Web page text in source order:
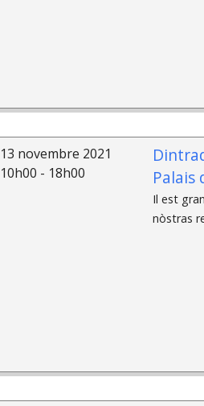
13 novembre 2021
10h00 - 18h00
Palais
Il est
nòstras